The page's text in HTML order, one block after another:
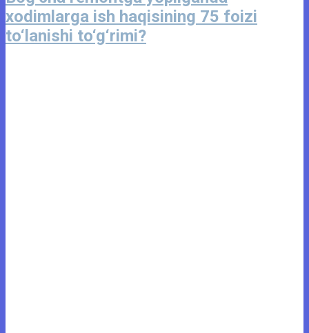
xodimlarga ish haqisining 75 foizi
to‘lanishi to‘g‘rimi?